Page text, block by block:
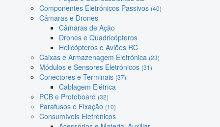
Componentes Eletrónicos Passivos (40)
Câmaras e Drones
Câmaras de Ação
Drones e Quadricópteros
Helicópteros e Aviões RC
Caixas e Armazenagem Eletrónica (23)
Módulos e Sensores Eletrónicos (31)
Conectores e Terminais (37)
Cablagem Elétrica
PCB e Protoboard (32)
Parafusos e Fixação (10)
Consumíveis Eletrónicos